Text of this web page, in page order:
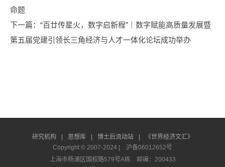
命题
下一篇：“百廿传星火，数字启新程”｜数字赋能高质量发展暨
第五届党建引领长三角经济与人才一体化论坛成功举办
研究机构 思想库 博士后流动站
《世界经济文汇》
Copyright © 2007-2024 | 沪备06012652号
上海市杨浦区国权路579号A栋 邮编：200433